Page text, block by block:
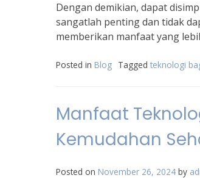
Dengan demikian, dapat
sangatlah penting dan tidak
memberikan manfaat yang
Posted in Blog Tagged teknologi
Manfaat
Kemudahan
Posted on November 26, 2024 by